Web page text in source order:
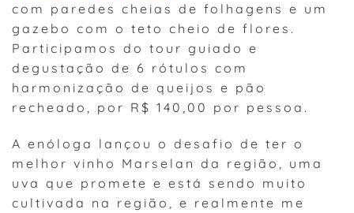
com paredes cheias de folhagens e um
gazebo com o teto cheio de flores.
Participamos do tour guiado e
degustação de 6 rótulos com
harmonização de queijos e pão
recheado, por R$ 140,00 por pessoa.
A enóloga lançou o desafio de ter o
melhor vinho Marselan da região, uma
uva que promete e está sendo muito
cultivada na região, e realmente me